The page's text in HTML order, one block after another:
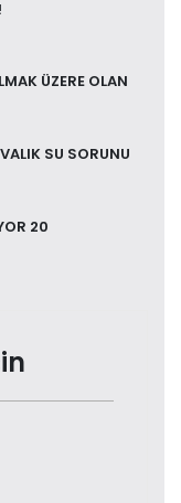
ÜZERE OLAN
SU SORUNU
20